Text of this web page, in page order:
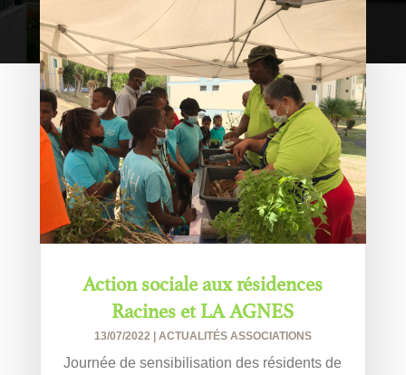
Action sociale aux résidences
Racines et LA AGNES
13/07/2022 ACTUALITÉS ASSOCIATIONS
Journée de sensibilisation des résidents de